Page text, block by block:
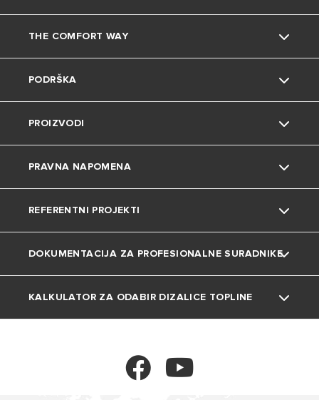
O nama
Grupa
Karijera
THE COMFORT WAY
Okoliš
Savjeti i trikovi
Uređenje doma
PODRŠKA
Kontakt
Česta pitanja
Katalozi i dokumentacija
PROIZVODI
Grijalice vode
Dizalice topline
Plinski bojleri
Klima uređaji
PRAVNA NAPOMENA
Privatnost
Kolačići
REFERENTNI PROJEKTI
Projekti
DOKUMENTACIJA ZA PROFESIONALNE SURADNIKE
Tehnička dokumentacija
KALKULATOR ZA ODABIR DIZALICE TOPLINE